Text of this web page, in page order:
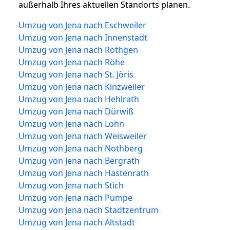
außerhalb Ihres aktuellen Standorts planen.
Umzug von Jena nach Eschweiler
Umzug von Jena nach Innenstadt
Umzug von Jena nach Röthgen
Umzug von Jena nach Röhe
Umzug von Jena nach St. Jöris
Umzug von Jena nach Kinzweiler
Umzug von Jena nach Hehlrath
Umzug von Jena nach Dürwiß
Umzug von Jena nach Lohn
Umzug von Jena nach Weisweiler
Umzug von Jena nach Nothberg
Umzug von Jena nach Bergrath
Umzug von Jena nach Hastenrath
Umzug von Jena nach Stich
Umzug von Jena nach Pumpe
Umzug von Jena nach Stadtzentrum
Umzug von Jena nach Altstadt